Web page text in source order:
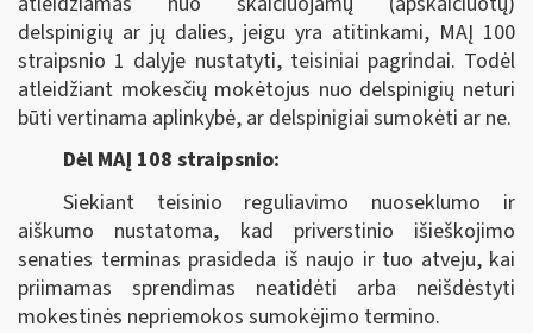
delspinigių ar jų dalies, jeigu yra atitinkami, MAĮ 100
straipsnio 1 dalyje nustatyti, teisiniai pagrindai. Todėl
atleidžiant mokesčių mokėtojus nuo delspinigių neturi
būti vertinama aplinkybė, ar delspinigiai sumokėti ar ne.
Dėl MAĮ 108 straipsnio:
Siekiant teisinio reguliavimo nuoseklumo ir
aiškumo nustatoma, kad priverstinio išieškojimo
senaties terminas prasideda iš naujo ir tuo atveju, kai
priimamas sprendimas neatidėti arba neišdėstyti
mokestinės nepriemokos sumokėjimo termino.